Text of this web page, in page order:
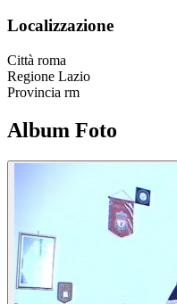
Localizzazione
Città roma
Regione Lazio
Provincia rm
Album Foto